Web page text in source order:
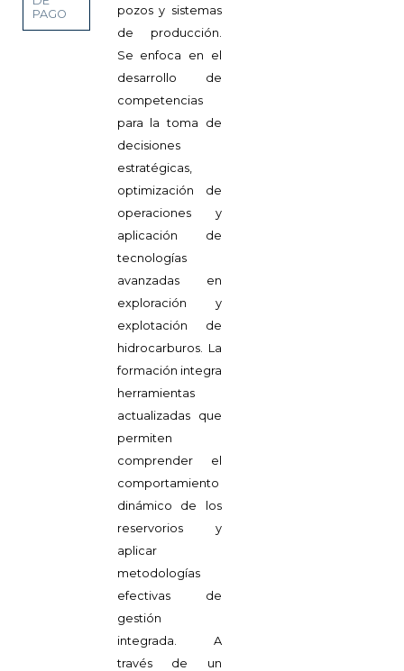
PAGO
pozos y sistemas
de producción.
Se enfoca en el
desarrollo de
competencias
para la toma de
decisiones
estratégicas,
optimización de
operaciones y
aplicación de
tecnologías
avanzadas en
exploración y
explotación de
hidrocarburos. La
formación integra
herramientas
actualizadas que
permiten
comprender el
comportamiento
dinámico de los
reservorios y
aplicar
metodologías
efectivas de
gestión
integrada. A
través de un